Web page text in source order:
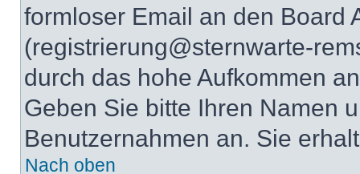
formloser Email an den Board
(registrierung@sternwarte-
durch das hohe Aufkommen
Geben Sie bitte Ihren Namen
Benutzernahmen an. Sie
Nach oben